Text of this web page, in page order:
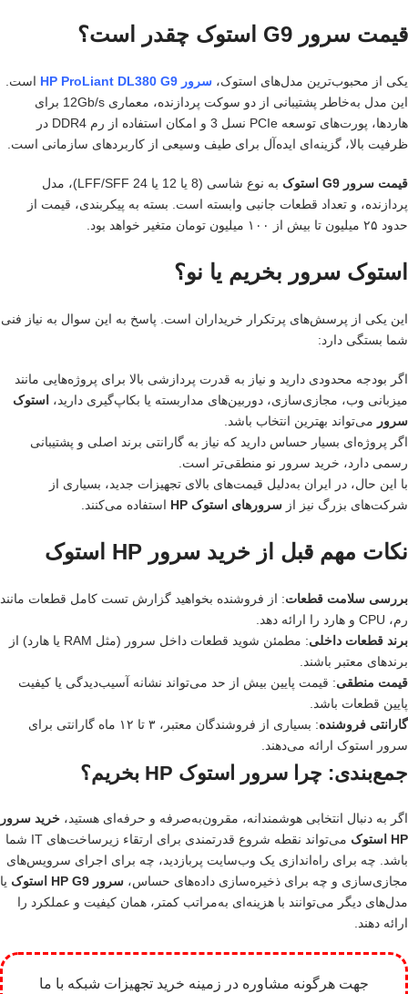
قیمت سرور G9 استوک چقدر است؟
یکی از محبوب‌ترین مدل‌های استوک، سرور HP ProLiant DL380 G9
است.
این مدل به‌خاطر پشتیبانی از دو سوکت پردازنده، معماری 12Gb/s برای
هاردها، پورت‌های توسعه PCIe نسل 3 و امکان استفاده از رم DDR4 در
ظرفیت بالا، گزینه‌ای ایده‌آل برای طیف وسیعی از کاربردهای سازمانی است.
قیمت سرور G9 استوک
به نوع شاسی (8 یا 12 یا 24 LFF/SFF)، مدل
پردازنده، و تعداد قطعات جانبی وابسته است. بسته به پیکربندی، قیمت از
حدود ۲۵ میلیون تا بیش از ۱۰۰ میلیون تومان متغیر خواهد بود.
استوک سرور بخریم یا نو؟
این یکی از پرسش‌های پرتکرار خریداران است. پاسخ به این سوال به نیاز فنی
شما بستگی دارد:
اگر بودجه محدودی دارید و نیاز به قدرت پردازشی بالا برای پروژه‌هایی مانند
میزبانی وب، مجازی‌سازی، دوربین‌های مداربسته یا بکاپ‌گیری دارید، استوک
سرور می‌تواند بهترین انتخاب باشد.
اگر پروژه‌ای بسیار حساس دارید که نیاز به گارانتی برند اصلی و پشتیبانی
رسمی دارد، خرید سرور نو منطقی‌تر است.
با این حال، در ایران به‌دلیل قیمت‌های بالای تجهیزات جدید، بسیاری از
شرکت‌های بزرگ نیز از سرورهای استوک HP استفاده می‌کنند.
نکات مهم قبل از خرید سرور HP استوک
بررسی سلامت قطعات: از فروشنده بخواهید گزارش تست کامل قطعات مانند
رم، CPU و هارد را ارائه دهد.
برند قطعات داخلی
: مطمئن شوید قطعات داخل سرور (مثل RAM یا هارد) از
برندهای معتبر باشند.
قیمت منطقی: قیمت پایین بیش از حد می‌تواند نشانه آسیب‌دیدگی یا کیفیت
پایین قطعات باشد.
گارانتی فروشنده
: بسیاری از فروشندگان معتبر، ۳ تا ۱۲ ماه گارانتی برای
سرور استوک ارائه می‌دهند.
جمع‌بندی: چرا سرور استوک HP بخریم؟
اگر به دنبال انتخابی هوشمندانه، مقرون‌به‌صرفه و حرفه‌ای هستید، خرید سرور
HP استوک
می‌تواند نقطه شروع قدرتمندی برای ارتقاء زیرساخت‌های IT شما
باشد. چه برای راه‌اندازی یک وب‌سایت پربازدید، چه برای اجرای سرویس‌های
مجازی‌سازی و چه برای ذخیره‌سازی داده‌های حساس، سرور HP G9 استوک
یا
مدل‌های دیگر می‌توانند با هزینه‌ای به‌مراتب کمتر، همان کیفیت و عملکرد را
ارائه دهند.
جهت هرگونه مشاوره در زمینه خرید تجهیزات شبکه با ما